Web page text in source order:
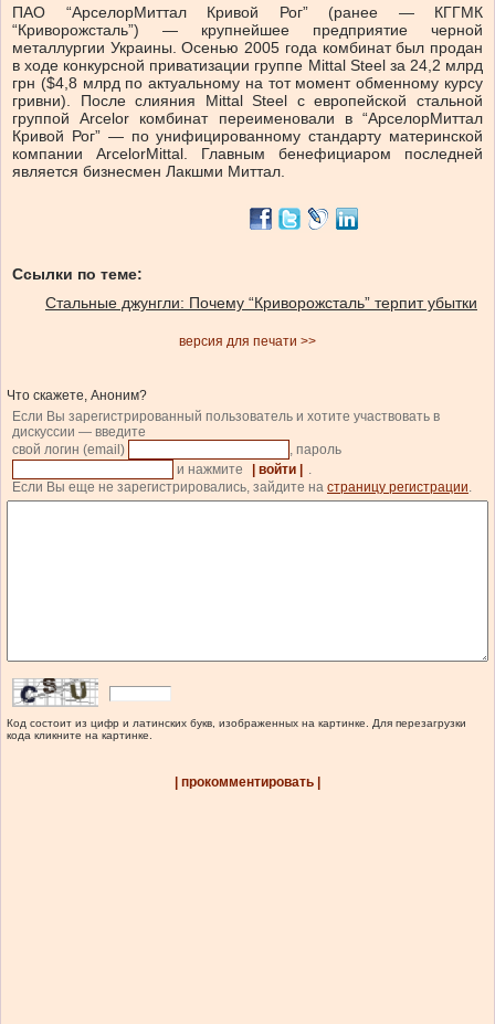
ПАО “АрселорМиттал Кривой Рог” (ранее — КГГМК
“Криворожсталь”) — крупнейшее предприятие черной
металлургии Украины. Осенью 2005 года комбинат был продан
в ходе конкурсной приватизации группе Mittal Steel за 24,2 млрд
грн ($4,8 млрд по актуальному на тот момент обменному курсу
гривни). После слияния Mittal Steel с европейской стальной
группой Arcelor комбинат переименовали в “АрселорМиттал
Кривой Рог” — по унифицированному стандарту материнской
компании ArcelorMittal. Главным бенефициаром последней
является бизнесмен Лакшми Миттал.
Ссылки по теме:
Стальные джунгли: Почему “Криворожсталь” терпит убытки
версия для печати >>
Что скажете, Аноним?
Если Вы зарегистрированный пользователь и хотите участвовать в
дискуссии — введите
свой логин (email)
, пароль
и нажмите
| войти |
.
Если Вы еще не зарегистрировались, зайдите на страницу регистрации.
Код состоит из цифр и латинских букв, изображенных на картинке. Для перезагрузки
кода кликните на картинке.
| прокомментировать |